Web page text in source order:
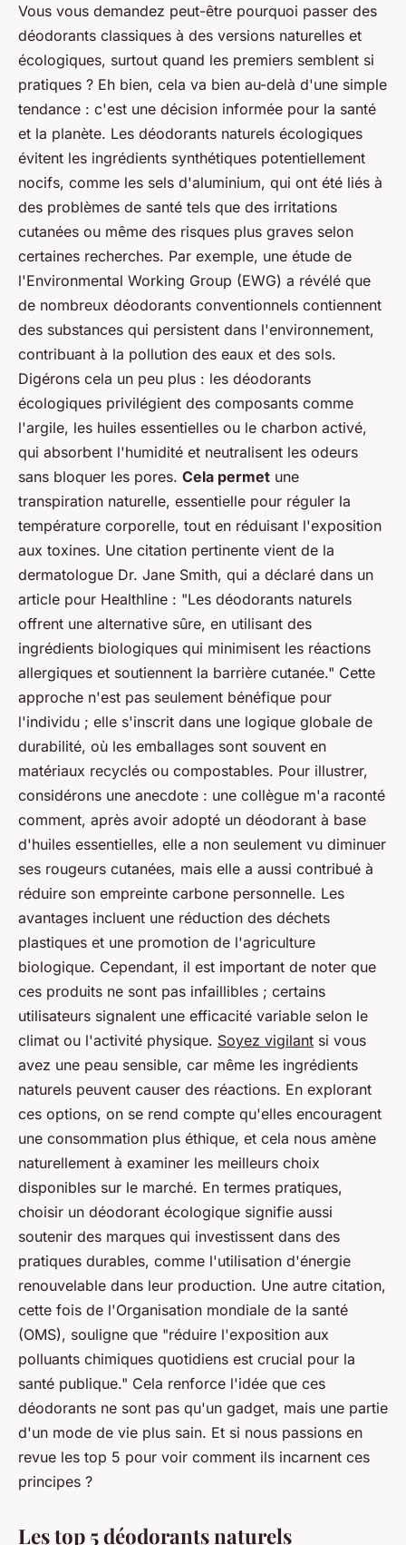
Vous vous demandez peut-être pourquoi passer des
déodorants classiques à des versions naturelles et
écologiques, surtout quand les premiers semblent si
pratiques ? Eh bien, cela va bien au-delà d'une simple
tendance : c'est une décision informée pour la santé
et la planète. Les déodorants naturels écologiques
évitent les ingrédients synthétiques potentiellement
nocifs, comme les sels d'aluminium, qui ont été liés à
des problèmes de santé tels que des irritations
cutanées ou même des risques plus graves selon
certaines recherches. Par exemple, une étude de
l'Environmental Working Group (EWG) a révélé que
de nombreux déodorants conventionnels contiennent
des substances qui persistent dans l'environnement,
contribuant à la pollution des eaux et des sols.
Digérons cela un peu plus : les déodorants
écologiques privilégient des composants comme
l'argile, les huiles essentielles ou le charbon activé,
qui absorbent l'humidité et neutralisent les odeurs
sans bloquer les pores. Cela permet une
transpiration naturelle, essentielle pour réguler la
température corporelle, tout en réduisant l'exposition
aux toxines. Une citation pertinente vient de la
dermatologue Dr. Jane Smith, qui a déclaré dans un
article pour Healthline : "Les déodorants naturels
offrent une alternative sûre, en utilisant des
ingrédients biologiques qui minimisent les réactions
allergiques et soutiennent la barrière cutanée." Cette
approche n'est pas seulement bénéfique pour
l'individu ; elle s'inscrit dans une logique globale de
durabilité, où les emballages sont souvent en
matériaux recyclés ou compostables. Pour illustrer,
considérons une anecdote : une collègue m'a raconté
comment, après avoir adopté un déodorant à base
d'huiles essentielles, elle a non seulement vu diminuer
ses rougeurs cutanées, mais elle a aussi contribué à
réduire son empreinte carbone personnelle. Les
avantages incluent une réduction des déchets
plastiques et une promotion de l'agriculture
biologique. Cependant, il est important de noter que
ces produits ne sont pas infaillibles ; certains
utilisateurs signalent une efficacité variable selon le
climat ou l'activité physique. Soyez vigilant si vous
avez une peau sensible, car même les ingrédients
naturels peuvent causer des réactions. En explorant
ces options, on se rend compte qu'elles encouragent
une consommation plus éthique, et cela nous amène
naturellement à examiner les meilleurs choix
disponibles sur le marché. En termes pratiques,
choisir un déodorant écologique signifie aussi
soutenir des marques qui investissent dans des
pratiques durables, comme l'utilisation d'énergie
renouvelable dans leur production. Une autre citation,
cette fois de l'Organisation mondiale de la santé
(OMS), souligne que "réduire l'exposition aux
polluants chimiques quotidiens est crucial pour la
santé publique." Cela renforce l'idée que ces
déodorants ne sont pas qu'un gadget, mais une partie
d'un mode de vie plus sain. Et si nous passions en
revue les top 5 pour voir comment ils incarnent ces
principes ?
Les top 5 déodorants naturels